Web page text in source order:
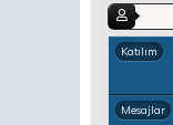
Katılım
Mesajlar